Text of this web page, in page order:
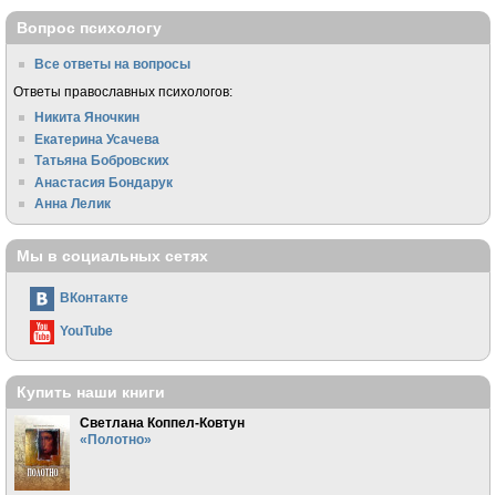
Вопрос психологу
Все ответы на вопросы
Ответы православных психологов:
Никита Яночкин
Екатерина Усачева
Татьяна Бобровских
Анастасия Бондарук
Анна Лелик
Мы в социальных сетях
ВКонтакте
YouTube
Купить наши книги
Светлана Коппел-Ковтун
«Полотно»